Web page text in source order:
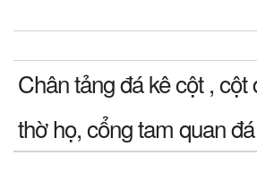
content
Chân tảng đá kê cột , cột
thờ họ, cổng tam quan đá